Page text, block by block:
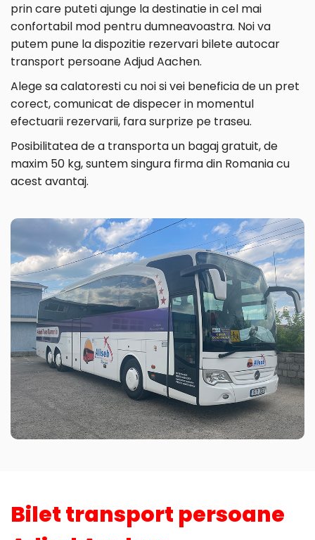
prin care puteti ajunge la destinatie in cel mai
confortabil mod pentru dumneavoastra. Noi va
putem pune la dispozitie rezervari bilete autocar
transport persoane Adjud Aachen.
Alege sa calatoresti cu noi si vei beneficia de un pret
corect, comunicat de dispecer in momentul
efectuarii rezervarii, fara surprize pe traseu.
Posibilitatea de a transporta un bagaj gratuit, de
maxim 50 kg, suntem singura firma din Romania cu
acest avantaj.
Bilet transport persoane